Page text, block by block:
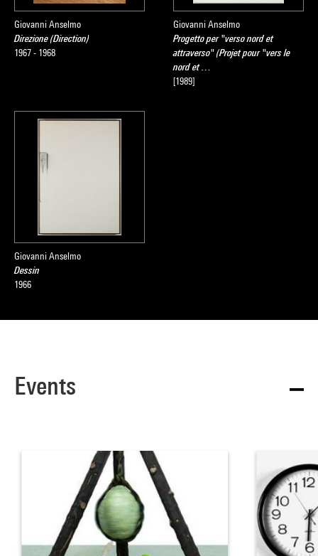
collection du Centre Pompidou, Musée national d'art moderne
sous la direction de Sophie Duplaix, Paris, Centre Pompidou,
2007
Giovanni Anselmo
Direzione (Direction)
1967 - 1968
Giovanni Anselmo
Progetto per "verso nord et
attraverso" (Projet pour "vers le
nord et …
[1989]
Giovanni Anselmo
Dessin
1966
Events